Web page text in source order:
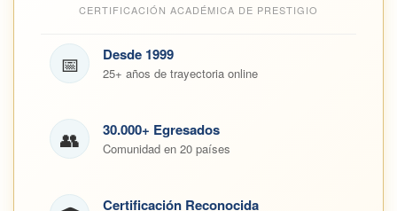
CERTIFICACIÓN ACADÉMICA DE PRESTIGIO
📅 Desde 1999
25+ años de trayectoria online
👥 30.000+ Egresados
Comunidad en 20 países
Certificación Reconocida